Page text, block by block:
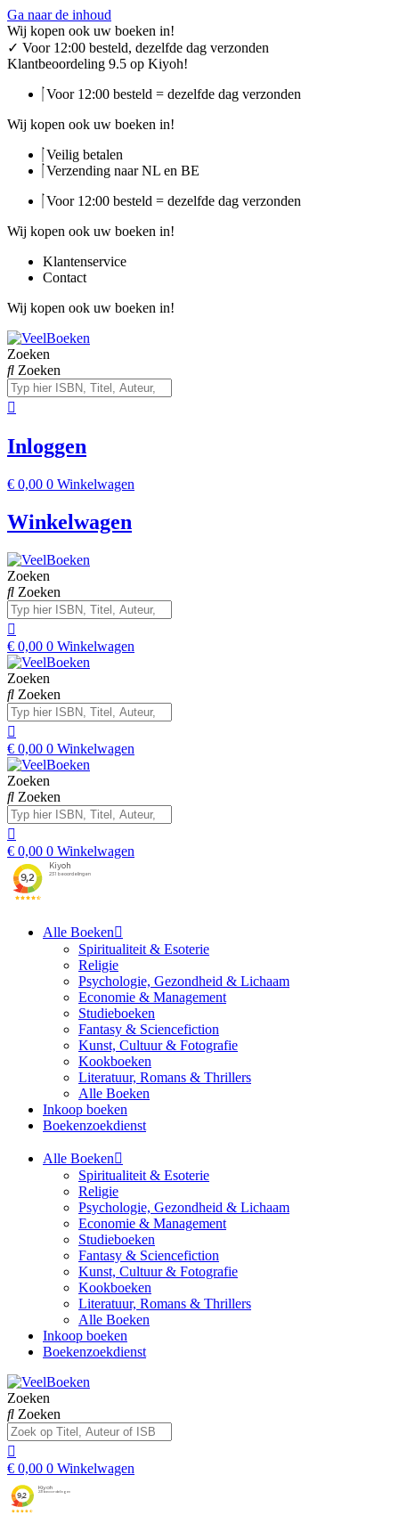
Ga naar de inhoud
Wij kopen ook uw boeken in!
✓ Voor 12:00 besteld, dezelfde dag verzonden
Klantbeoordeling 9.5 op Kiyoh!
Voor 12:00 besteld = dezelfde dag verzonden
Wij kopen ook uw boeken in!
Veilig betalen
Verzending naar NL en BE
Voor 12:00 besteld = dezelfde dag verzonden
Wij kopen ook uw boeken in!
Klantenservice
Contact
Wij kopen ook uw boeken in!
Zoeken
Zoeken
Inloggen
€ 0,00 0 Winkelwagen
Winkelwagen
Zoeken
Zoeken
€ 0,00 0 Winkelwagen
Zoeken
Zoeken
€ 0,00 0 Winkelwagen
Zoeken
Zoeken
€ 0,00 0 Winkelwagen
Alle Boeken
Spiritualiteit & Esoterie
Religie
Psychologie, Gezondheid & Lichaam
Economie & Management
Studieboeken
Fantasy & Sciencefiction
Kunst, Cultuur & Fotografie
Kookboeken
Literatuur, Romans & Thrillers
Alle Boeken
Inkoop boeken
Boekenzoekdienst
Alle Boeken
Spiritualiteit & Esoterie
Religie
Psychologie, Gezondheid & Lichaam
Economie & Management
Studieboeken
Fantasy & Sciencefiction
Kunst, Cultuur & Fotografie
Kookboeken
Literatuur, Romans & Thrillers
Alle Boeken
Inkoop boeken
Boekenzoekdienst
Zoeken
Zoeken
€ 0,00 0 Winkelwagen